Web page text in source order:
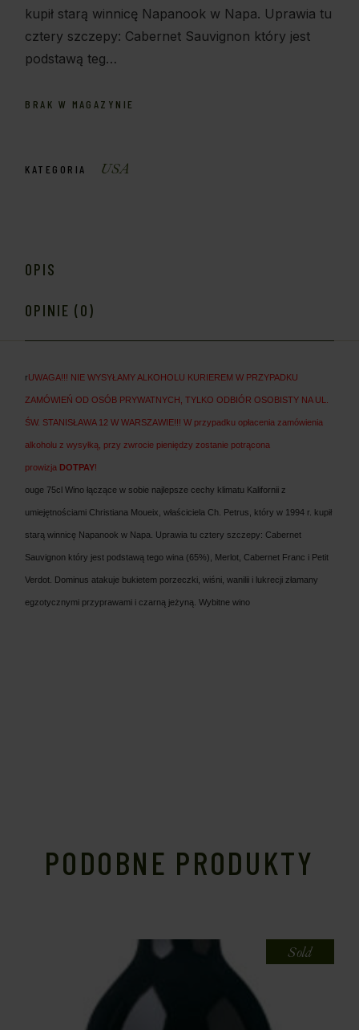
kupił starą winnicę Napanook w Napa. Uprawia tu
cztery szczepy: Cabernet Sauvignon który jest
podstawą teg…
BRAK W MAGAZYNIE
KATEGORIA USA
OPIS
OPINIE (0)
rUWAGA!!! NIE WYSYŁAMY ALKOHOLU KURIEREM W PRZYPADKU
ZAMÓWIEŃ OD OSÓB PRYWATNYCH, TYLKO ODBIÓR OSOBISTY NA UL.
ŚW. STANISŁAWA 12 W WARSZAWIE!!! W przypadku opłacenia zamówienia
alkoholu z wysyłką, przy zwrocie pieniędzy zostanie potrącona
prowizja DOTPAY!
ouge 75cl Wino łączące w sobie najlepsze cechy klimatu Kalifornii z
umiejętnościami Christiana Moueix, właściciela Ch. Petrus, który w 1994 r. kupił
starą winnicę Napanook w Napa. Uprawia tu cztery szczepy: Cabernet
Sauvignon który jest podstawą tego wina (65%), Merlot, Cabernet Franc i Petit
Verdot. Dominus atakuje bukietem porzeczki, wiśni, wanilii i lukrecji złamany
egzotycznymi przyprawami i czarną jeżyną. Wybitne wino
PODOBNE PRODUKTY
Sold